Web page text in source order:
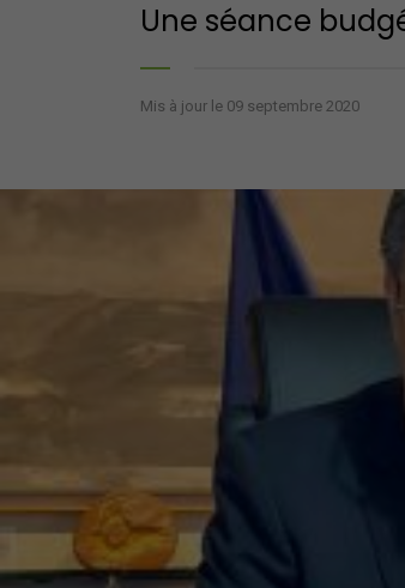
Une séance
Mis à jour le 09 septembre 2020